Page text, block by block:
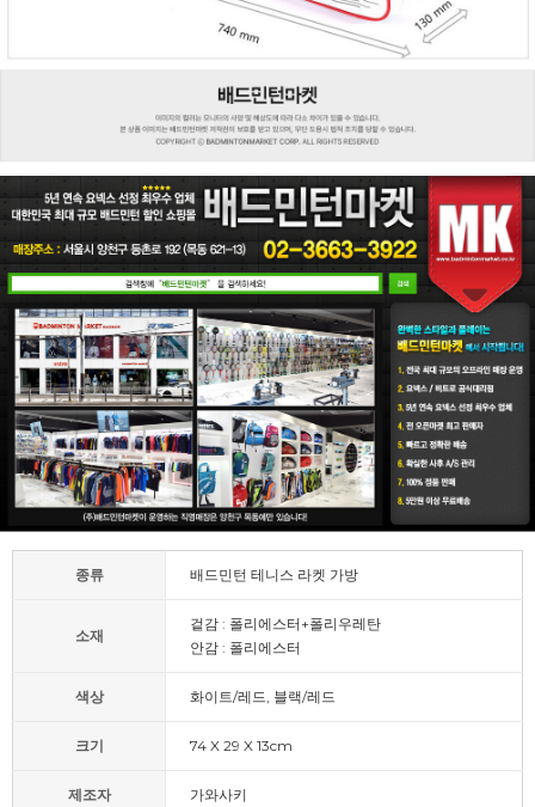
종류 배드민턴 테니스 라켓 가방
소재
겉감 : 폴리에스터+폴리우레탄
안감 : 폴리에스터
색상 화이트/레드, 블랙/레드
크기 74 X 29 X 13cm
제조자 가와사키